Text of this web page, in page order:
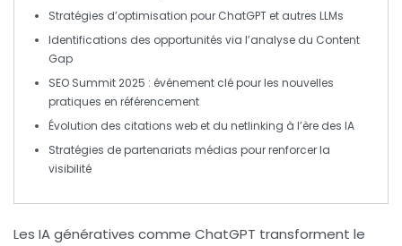
Stratégies d’optimisation pour ChatGPT et autres LLMs
Identifications des opportunités via l’analyse du Content
Gap
SEO Summit 2025 : événement clé pour les nouvelles
pratiques en référencement
Évolution des citations web et du netlinking à l’ère des IA
Stratégies departenariats médias pour renforcer la
visibilité
Les IA génératives comme ChatGPT transforment le